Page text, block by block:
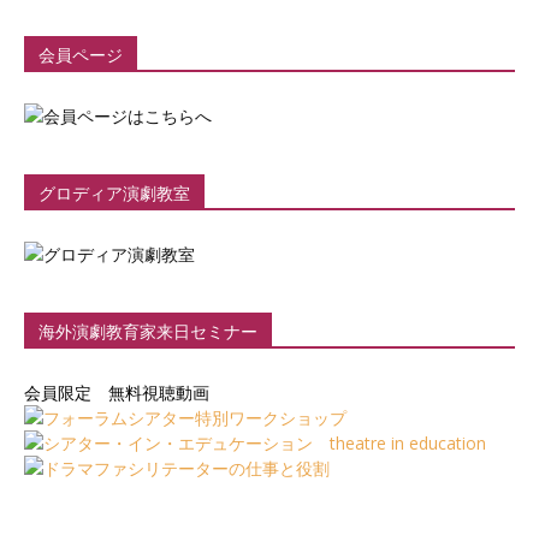
会員ページ
グロディア演劇教室
海外演劇教育家来日セミナー
会員限定 無料視聴動画